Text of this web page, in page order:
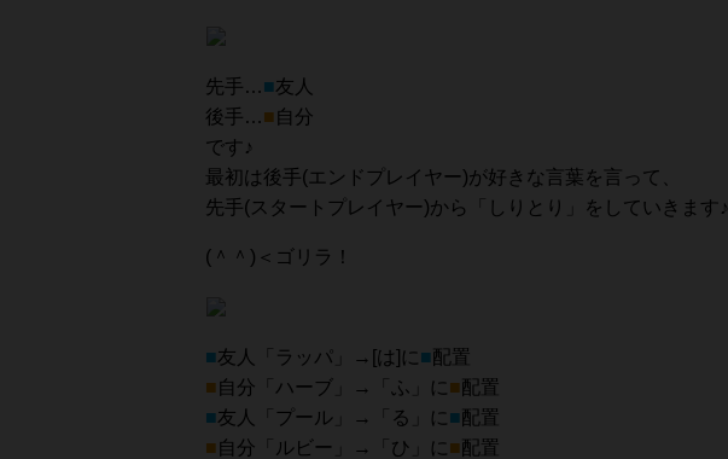
先手…■友人
後手…■自分
です♪
最初は後手(エンドプレイヤー)が好きな言葉を言って、
先手(スタートプレイヤー)から「しりとり」をしていきます♪
(＾＾)＜ゴリラ！
■友人「ラッパ」→[は]に ■配置
■自分「ハーブ」→「ふ」に ■配置
■友人「プール」→「る」 に ■配置
■自分「ルビー」→「ひ」に ■配置